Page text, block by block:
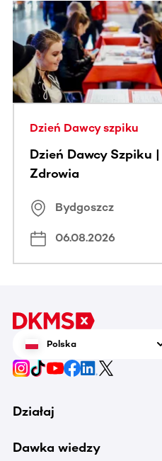
Ta sekcja zawiera treści
Dzień Dawcy szpiku
Dzień Dawcy Szpiku
Zdrowia
Bydgoszcz
06.08.2026
Polska
Działaj
Dawka wiedzy